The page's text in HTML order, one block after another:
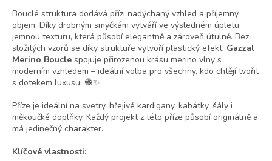
Bouclé struktura dodává přízi nadýchaný vzhled a příjemný
objem. Díky drobným smyčkám vytváří ve výsledném úpletu
jemnou texturu, která působí elegantně a zároveň útulně. Bez
složitých vzorů se díky struktuře vytvoří plastický efekt. Gazzal
Merino Boucle spojuje přirozenou krásu merino vlny s
moderním vzhledem – ideální volba pro všechny, kdo chtějí tvořit
s dotekem luxusu. 🧶✨
Příze je ideální na svetry, hřejivé kardigany, kabátky, šály i
měkoučké doplňky. Každý projekt z této příze působí originálně a
má jedinečný charakter.
Klíčové vlastnosti: